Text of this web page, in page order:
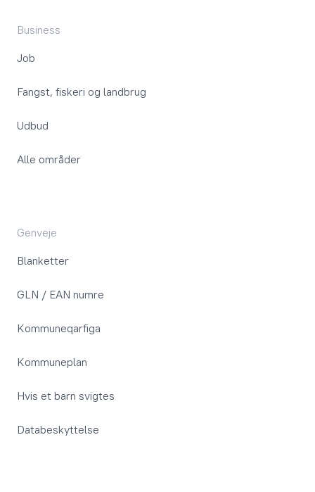
Business
Job
Fangst, fiskeri og landbrug
Udbud
Alle områder
Genveje
Blanketter
GLN / EAN numre
Kommuneqarfiga
Kommuneplan
Hvis et barn svigtes
Databeskyttelse